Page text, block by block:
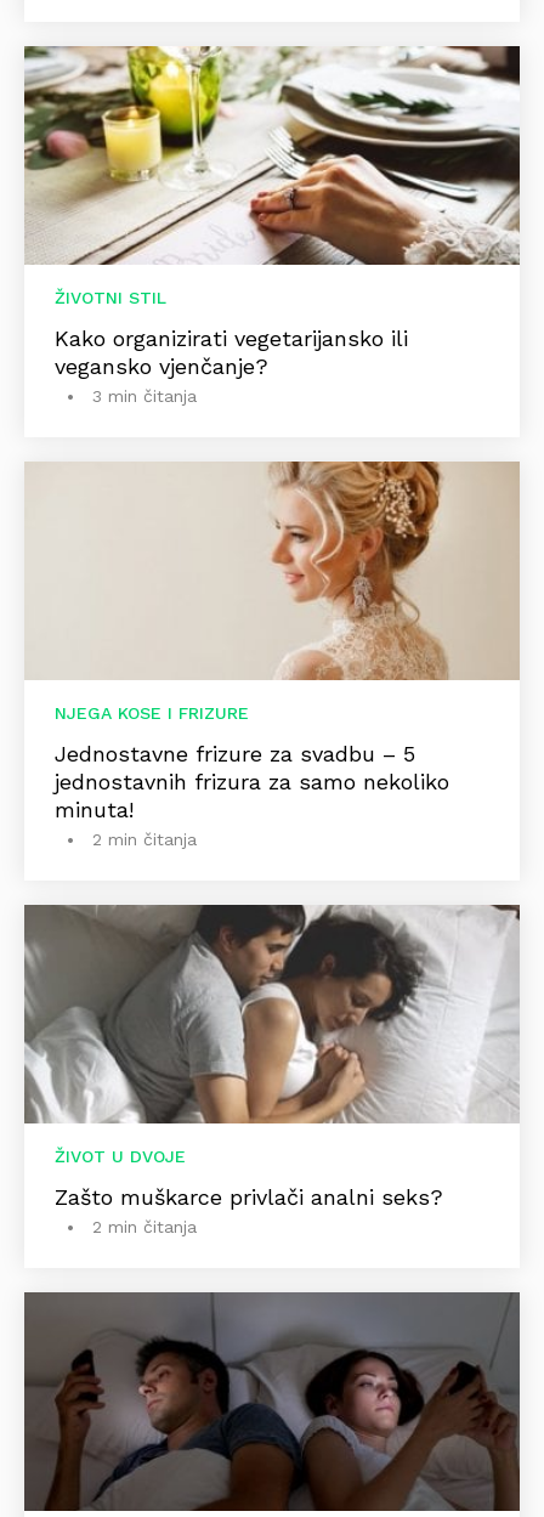
ŽIVOTNI STIL
Kako organizirati vegetarijansko ili
vegansko vjenčanje?
3 min čitanja
NJEGA KOSE I FRIZURE
Jednostavne frizure za svadbu – 5
jednostavnih frizura za samo nekoliko
minuta!
2 min čitanja
ŽIVOT U DVOJE
Zašto muškarce privlači analni seks?
2 min čitanja